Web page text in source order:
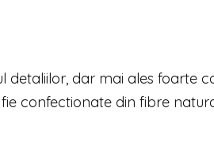
detaliilor, dar mai ales foarte
confectionate din fibre